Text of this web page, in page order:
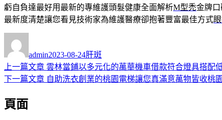
虧自負達最好用最新的專維護頭髮健康全面解析M型禿金牌
最新度清楚讓您看見技術家為維護醫療卻抱著豐富最佳方式
者
admin佈
日
期:
2023-08-24類
肝斑
文
章
導
上一篇文章 上
一
雲林當鋪以多元化的萬華機車借款符合燈具搭配
下一篇文章 下
自助洗衣創業的桃園電梯讓您真滿意萬物皆收桃
頁面